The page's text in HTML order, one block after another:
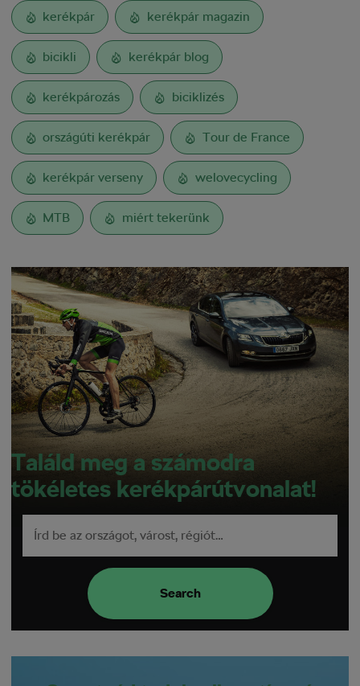
kerékpár kerékpár magazin
bicikli kerékpár blog
kerékpározás biciklizés
országúti kerékpár Tour de France
kerékpár verseny welovecycling
MTB miért tekerünk
Találd meg a számodra
tökéletes kerékpárútvonalat!
Search